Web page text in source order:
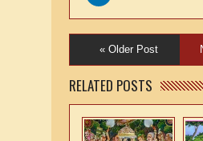
« Older Post
RELATED POSTS